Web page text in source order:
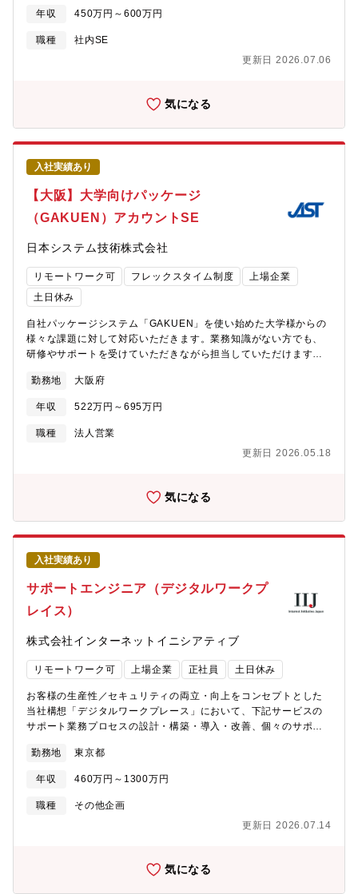
在の企業規模まで成長を遂げてきました。)■拠点数：国内32拠
比率：43.2%■フレックス制：有(コアタイム：13:00-15:00)■全
社平均残業時間：20.3時間/月■有給休暇取得日数：13日/年間
ス変革に貢献する【具体的な業務内容】・ITインフラ環境の保守
運用ならび情報セキュリティ維持管理に関わる業務・業務部門か
らのIT化の相談や要望への対応およびITヘルプデスク業務【仕事の
る場面を身近で確認できる・幅広くIT専門スキルを身につけ、ス
況：平均約15～20時間/月出張頻度：3ヶ月に1回程度休日出勤：
月に1回程度（システム導入・更新時など）有給取得率：75～
100％フレックス制度：有（フレキシブルタイム 5:00-
11:00/13:45-22:00 コアタイム：11:00-13:45)在宅勤務制度：
適宜利用可能【職場の雰囲気・魅力】・担当カンパニー内のIT化
に対して企画・提案から構築・導入や運用まで幅広い経験ができ
る・情報系領域からアプリケーション領域まで広範なITスキルを
身につけることができる・ものづくりを支えるITに携わることが
できる【キャリアパス】個別のシステム担当を経て、プロジェク
【会社の魅力】～長期就業が可能な環境～ナブテスコでは毎年離
職者にその理由をアンケートしてデータを作成し、その分析結果
を社員の労務管理改善や各種施策につなげています。自己都合退
職率は過去２％前後で推移しており、平均勤続年数は17年と長期
就業されています。これらの背景には、ノー残業デーや有給休暇
取得率アップの推進など、ワークライフバランス実現に向けたさ
まざまな制度を導入していることが挙げられます。全社的に残業
時間は月平均24時間で、有給休暇取得率は83.3％、育児休暇の取
れております。 ～事業優位性～■各分野に欠かせない基幹部品で
多数のシェアNo.1製品を保有。 ■多様な事業ポートフォリオが事
先。■在籍年数等に問わず、ボトムアップの社風で、実力や志向性
に合わせて仕事を任せてもらえる環境。成長スピードが速いこと
年収 450万円～600万円
職種
社内SE
更新日 2026.07.06
気になる
入社実績あり
【大阪】大学向けパッケージ
（GAKUEN）アカウントSE
日本システム技術株式会社
リモートワーク可 フレックスタイム制度
上場企業
土日休み
自社パッケージシステム「GAKUEN」を使い始めた大学様からの
様々な課題に対して対応いただきます。業務知識がない方でも、
研修やサポートを受けていただきながら担当していただけます。
談、カスタマイズの相談等）・業務イベントの立ち会い・大学様
との定例会開催（課題対応状況報告）・各種作業の代行・開発SE
のコントロール ※ステップアップするとプロジェクトリーダの
ポジションも担当【担当範囲】西日本地区（静岡～沖縄）※必要
ム「GAKUEN」は入学から就職まで学生生活のすべてを網羅でき
し、大学運営の経営判断に活かしていくことが可能なため、近年
大学からのニーズが高まっています。（近年、年間10校弱の新規
顧客獲得が続いています）【国内トップシェアの商品力】大学向
けトータルソリューションシステムとして「423校」への導入実績
がある国内トップシェアのプロダクトとして、多くの導入校様か
らの信頼とノウハウを得てきました。そんな私たちならではのソ
リューションを提案していただけます。（※導入実績校数には短
期大学、専門学校、高等専門学校も含みます）【社会貢献性】シ
ステムによって大学様の教育活動を支援する事は、私たち
い教育を提供」し、それらを通じた社会の発展に貢献する事が私
たちの目指すものです。そのために、大学教育DXは「オンライン
授業の実施」に留まるものではなく、大学経営そのものをICTのチ
学業務のIT化によって「学生一人ひとりの想いと向き合う教育」
の提供を実現し、学生のあらゆる情報（学習記録・成績・活動）
を蓄積・連携することで、より質の高い教育の提供や経営の意思
決定に活用していただいております。【募集背景】お客様からの
当社のパッケージシステム「GAKUEN」の導入いただけており、
供するためにも、新たにメンバーを採用します。
勤務地 大阪府
年収 522万円～695万円
職種
法人営業
更新日 2026.05.18
気になる
入社実績あり
サポートエンジニア（デジタルワークプ
レイス）
株式会社インターネットイニシアティブ
リモートワーク可 上場企業 正社員 土日休み
お客様の生産性／セキュリティの両立・向上をコンセプトとした
当社構想「デジタルワークプレース」において、下記サービスの
サポート業務プロセスの設計・構築・導入・改善、個々のサポー
当サービス】・IIJフレックスモビリティサービス・IIJディレクト
リサービス for Microsoft・IIJクラウドプロキシサービス
https://www.iij.ad.jp/biz/fxm/※顧客からの一次対応は同グループ
企業が担っており、一次対応で解決できない問題のサポートに入
ープの一次担当者に技術支援の案内をいただきます。【組織構
務ができます自社サービスを利用するユーザーの声を直接聞ける
ので、サービス改善観点をもって顧客視点で業務に臨めます■自社
勤務地 東京都
年収 460万円～1300万円
職種
その他企画
更新日 2026.07.14
気になる